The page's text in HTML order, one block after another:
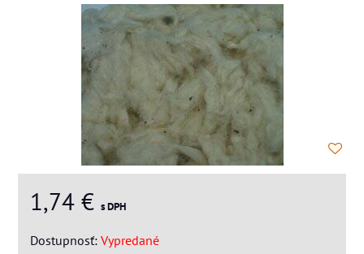
1,74 € s DPH
Dostupnosť: Vypredané